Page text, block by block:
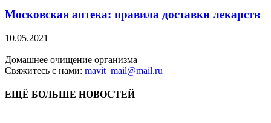
Московская аптека: правила доставки лекарств
10.05.2021
Домашнее очищение организма
Свяжитесь с нами: mavit_mail@mail.ru
ЕЩЁ БОЛЬШЕ НОВОСТЕЙ